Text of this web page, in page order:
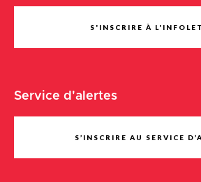
S'INSCRIRE À
Service d'alertes
S’INSCRIRE AU SERVICE